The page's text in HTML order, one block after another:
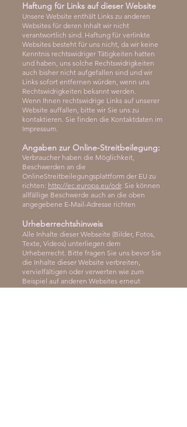
Haftung für Links auf dieser Website
Unsere Website enthält Links zu anderen
Websites für deren Inhalt wir nicht
verantwortlich sind. Haftung für verlinkte
Websites besteht für uns nicht, da wir keine
Kenntnis rechtswidriger Tätigkeiten hatten
und haben, uns solche Rechtswidrigkeiten
auch bisher nicht aufgefallen sind und wir
Links sofort entfernen würden, wenn uns
Rechtswidrigkeiten bekannt werden.
Wenn Ihnen rechtswidrige Links auf unserer
Website auffallen, bitte wir Sie uns zu
kontaktieren. Sie finden die Kontaktdaten im
Impressum.
Angaben zur Online-Streitbeilegung:
Verbraucher haben die Möglichkeit,
Beschwerden an die
OnlineStreitbeilegungsplattform der EU zu
richten: http://ec.europa.eu/odr. Sie können
allfällige Beschwerde auch an die oben
angegebene E-Mail-Adresse richten
Urheberrechtshinweis
Alle Inhalte dieser Webseite (Bilder, Fotos,
Texte, Videos) unterliegen dem
Urheberrecht. Bitte fragen Sie uns bevor Sie
die Inhalte dieser Website verbreiten,
vervielfältigen oder verwerten wie zum
Beispiel auf anderen Websites erneut
veröffentlichen. Falls notwendig, werden wir